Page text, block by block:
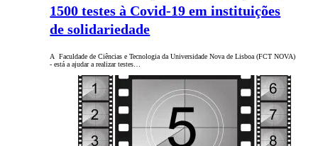
1500 testes à Covid-19 em instituições
de solidariedade
A Faculdade de Ciências e Tecnologia da Universidade Nova de Lisboa (FCT NOVA)
- está a ajudar a realizar testes…